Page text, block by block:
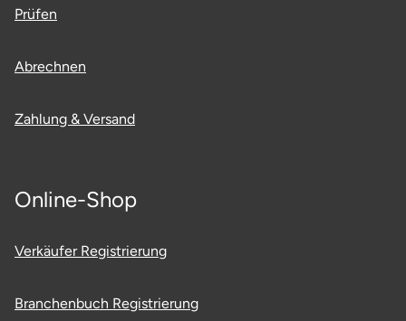
Prüfen
Abrechnen
Zahlung & Versand
Online-Shop
Verkäufer Registrierung
Branchenbuch Registrierung